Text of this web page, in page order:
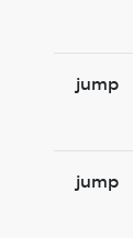
jump
jump